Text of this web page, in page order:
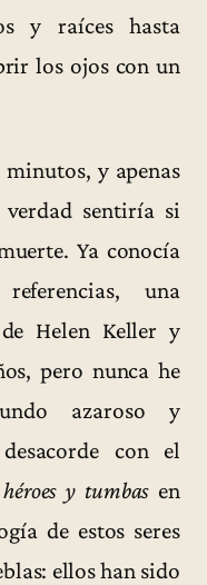
y raíces hasta
los ojos con un
y apenas
sentiría si
Ya conocía
una
Helen Keller y
pero nunca he
azaroso y
con el
y tumbas en
de estos seres
ellos han sido